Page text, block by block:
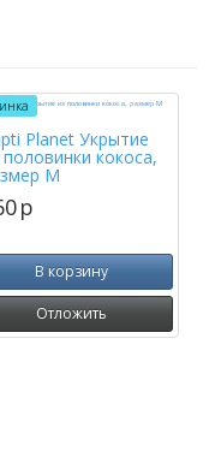
Planet Укрытие
половинки кокоса,
M
p
В корзину
Отложить